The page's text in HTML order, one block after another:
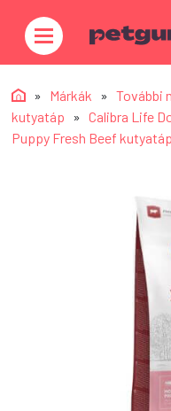
» Márkák » További
kutyatáp » Calibra Life
Puppy Fresh Beef